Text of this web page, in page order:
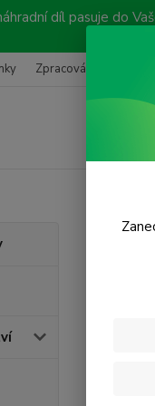
díl pasuje do
Zpracování objednávky